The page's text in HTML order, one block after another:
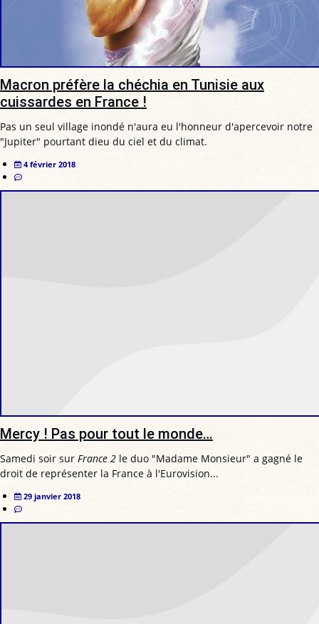
Macron préfère la chéchia en Tunisie aux
cuissardes en France !
Pas un seul village inondé n'aura eu l'honneur d'apercevoir notre
"Jupiter" pourtant dieu du ciel et du climat.
4 février 2018
Mercy ! Pas pour tout le monde…
Samedi soir sur France 2 le duo "Madame Monsieur" a gagné le
droit de représenter la France à l'Eurovision...
29 janvier 2018